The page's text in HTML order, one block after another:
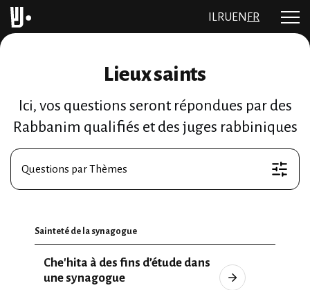
RU EN FR
Lieux saints
Ici, vos questions seront répondues par des
Rabbanim qualifiés et des juges rabbiniques
Questions par Thèmes
Sainteté de la synagogue
Che'hita à des fins d’étude dans
une synagogue